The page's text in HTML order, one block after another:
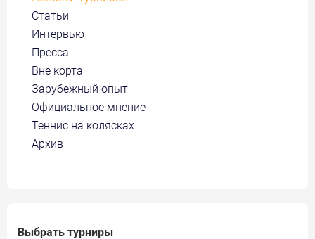
Статьи
Интервью
Пресса
Вне корта
Зарубежный опыт
Официальное мнение
Теннис на колясках
Архив
Выбрать турниры